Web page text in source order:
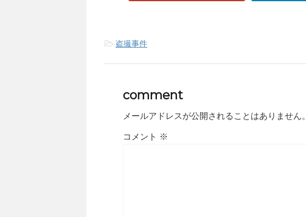
-盗撮事件
comment
メールアドレスが公開されることはありません。
コメント ※